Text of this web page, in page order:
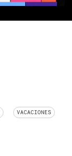
VACACIONES